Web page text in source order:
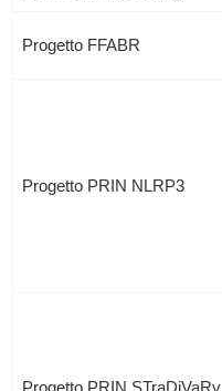
Progetto FFABR
Progetto PRIN NLRP3
Progetto PRIN STraDiVaRy